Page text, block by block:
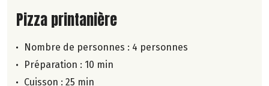
Lire la suite de la recette
Pizza printanière
Nombre de personnes : 4 personnes
Préparation : 10 min
Cuisson : 25 min